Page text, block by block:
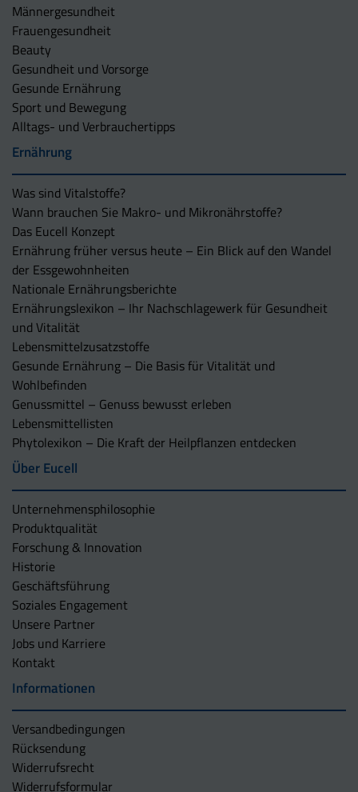
Männergesundheit
Frauengesundheit
Beauty
Gesundheit und Vorsorge
Gesunde Ernährung
Sport und Bewegung
Alltags- und Verbrauchertipps
Ernährung
Was sind Vitalstoffe?
Wann brauchen Sie Makro- und Mikronährstoffe?
Das Eucell Konzept
Ernährung früher versus heute – Ein Blick auf den Wandel
der Essgewohnheiten
Nationale Ernährungsberichte
Ernährungslexikon – Ihr Nachschlagewerk für Gesundheit
und Vitalität
Lebensmittelzusatzstoffe
Gesunde Ernährung – Die Basis für Vitalität und
Wohlbefinden
Genussmittel – Genuss bewusst erleben
Lebensmittellisten
Phytolexikon – Die Kraft der Heilpflanzen entdecken
Über Eucell
Unternehmens­philosophie
Produktqualität
Forschung & Innovation
Historie
Geschäftsführung
Soziales Engagement
Unsere Partner
Jobs und Karriere
Kontakt
Informationen
Versandbedingungen
Rücksendung
Widerrufsrecht
Widerrufsformular